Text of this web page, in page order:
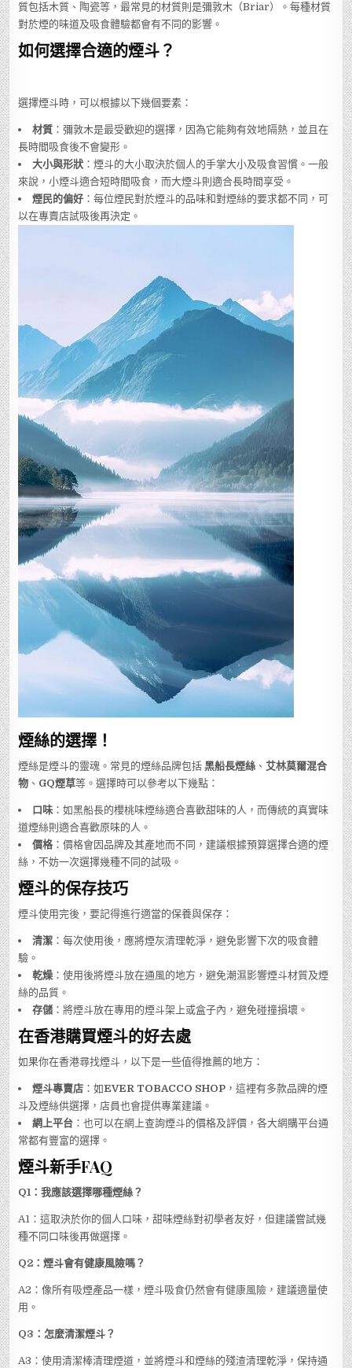
質包括木質、陶瓷等，最常見的材質則是彌敦木（Briar）。每種材質
對於煙的味道及吸食體驗都會有不同的影響。
如何選擇合適的煙斗？
選擇煙斗時，可以根據以下幾個要素：
材質 ：彌敦木是最受歡迎的選擇，因為它能夠有效地隔熱，並且在
長時間吸食後不會變形。
大小與形狀 ：煙斗的大小取決於個人的手掌大小及吸食習慣。一般
來說，小煙斗適合短時間吸食，而大煙斗則適合長時間享受。
煙民的偏好 ：每位煙民對於煙斗的品味和對煙絲的要求都不同，可
以在專賣店試吸後再決定。
煙絲的選擇！
煙絲是煙斗的靈魂。常見的煙絲品牌包括黑船長煙絲 、艾林莫爾混合
物 、 GQ煙草等。選擇時可以參考以下幾點：
口味 ：如黑船長的櫻桃味煙絲適合喜歡甜味的人，而傳統的真實味
道煙絲則適合喜歡原味的人。
價格 ：價格會因品牌及其產地而不同，建議根據預算選擇合適的煙
絲，不妨一次選擇幾種不同的試吸。
煙斗的保存技巧
煙斗使用完後，要記得進行適當的保養與保存：
清潔 ：每次使用後，應將煙灰清理乾淨，避免影響下次的吸食體
驗。
乾燥 ：使用後將煙斗放在通風的地方，避免潮濕影響煙斗材質及煙
絲的品質。
存儲 ：將煙斗放在專用的煙斗架上或盒子內，避免碰撞損壞。
在香港購買煙斗的好去處
如果你在香港尋找煙斗，以下是一些值得推薦的地方：
煙斗專賣店 ：如EVER TOBACCO SHOP ，這裡有多款品牌的煙
斗及煙絲供選擇，店員也會提供專業建議。
網上平台 ：也可以在網上查詢煙斗的價格及評價，各大網購平台通
常都有豐富的選擇。
煙斗新手FAQ
Q1：我應該選擇哪種煙絲？
A1：這取決於你的個人口味，甜味煙絲對初學者友好，但建議嘗試幾
種不同口味後再做選擇。
Q2：煙斗會有健康風險嗎？
A2：像所有吸煙產品一樣，煙斗吸食仍然會有健康風險，建議適量使
用。
Q3：怎麼清潔煙斗？
A3：使用清潔棒清理煙道，並將煙斗和煙絲的殘渣清理乾淨，保持通